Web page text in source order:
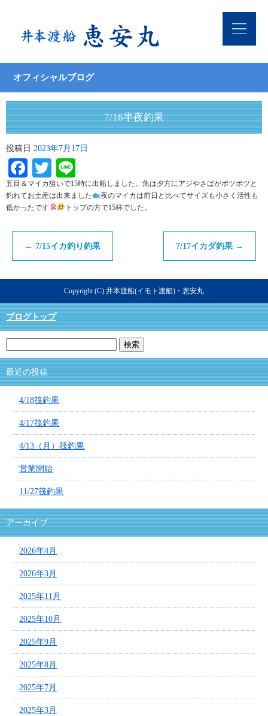
オフィシャルブログ
7/16半夜釣果
投稿日 2023年7月17日
Facebook
Twitter
五目＆マイカ狙いで15時に出船しました。魚は夕方にアジやさばがポツポツと
釣れてお土産は出来ました
夜のマイカは前日と比べてサイズも小さく活性も
低かったです
トップの方で15杯でした。
← 7/15イカ釣り釣果 7/17イカダ釣果 →
Copyright (C) 井本渡船(イモト渡船)・恵安丸
ブログトップ
最近の投稿
4/18筏釣果
4/17筏釣果
4/13（月）筏釣果
営業開始
11/27筏釣果
アーカイブ
2026年4月
2026年3月
2025年11月
2025年10月
2025年9月
2025年8月
2025年7月
2025年3月